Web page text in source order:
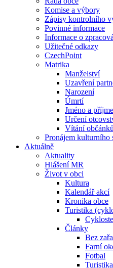
Komise a výbory
Zápisy kontrolního
Povinné informace
Informace o
Užitečné odkazy
CzechPoint
Matrika
Manželství
Uzavření
Narození
Úmrtí
Jméno a
Určení
Vítání občánků
Pronájem kulturního
Aktuálně
Aktuality
Hlášení MR
Život v obci
Kultura
Kalendář akcí
Kronika obce
Turistika
Články
Bez
Farní
Fotbal